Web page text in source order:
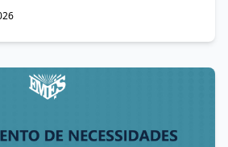
entre a Emes, a Presidência do